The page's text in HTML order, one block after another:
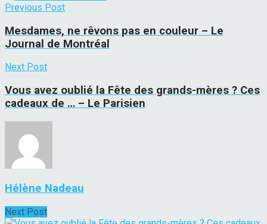
Previous Post
Mesdames, ne rêvons pas en couleur – Le
Journal de Montréal
Next Post
Vous avez oublié la Fête des grands-mères ? Ces
cadeaux de … – Le Parisien
Hélène Nadeau
Next Post